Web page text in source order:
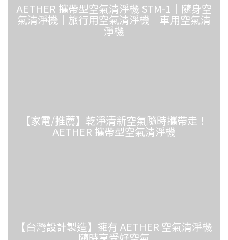
AETHER 攜帶型空氣清淨機 STM-1｜隨身空
氣清淨機｜旅行用空氣清淨機｜車用空氣清
淨機
【家電/推薦】乾淨清新空氣隨時攜帶走！
AETHER 攜帶型空氣清淨機
【台灣設計製造】擁有 AETHER 空氣清淨機